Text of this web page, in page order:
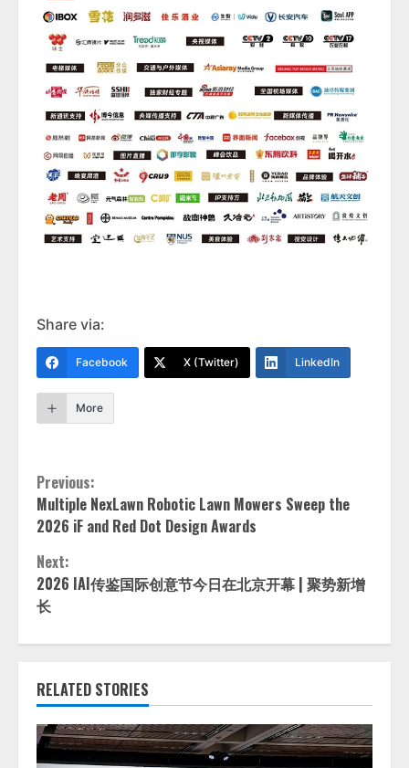
Share via:
Facebook X (Twitter) LinkedIn
More
Continue
Reading
Previous:
Multiple NexLawn Robotic Lawn Mowers Sweep the
2026 iF and Red Dot Design Awards
Next:
2026 IAI传鉴国际创意节今日在北京开幕 | 聚势新增
长
RELATED STORIES